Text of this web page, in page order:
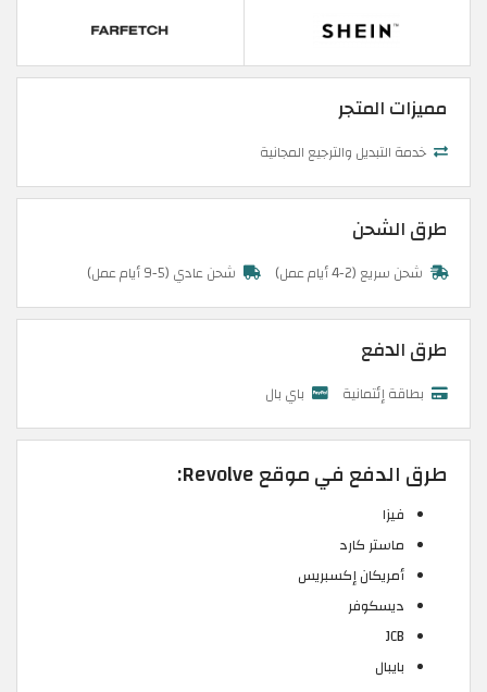
مميزات المتجر
خدمة التبديل والترجيع المجانية
طرق الشحن
شحن سريع (2-4 أيام عمل) شحن عادي (5-9 أيام عمل)
طرق الدفع
بطاقة إئتمانية باي بال
طرق الدفع في موقع Revolve:
فيزا
ماستر كارد
أمريكان إكسبريس
ديسكوفر
JCB
بايبال